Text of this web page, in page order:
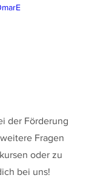
der Förderung
Fragen
oder zu
bei uns!